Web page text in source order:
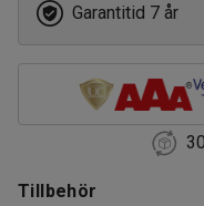
Garantitid 7 år
Tillbehör